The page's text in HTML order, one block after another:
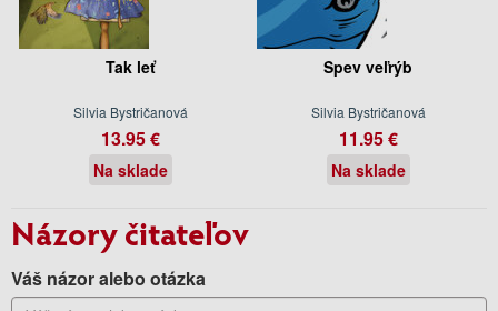
Tak leť
Silvia Bystričanová
13.95 €
Na sklade
Spev veľrýb
Silvia Bystričanová
11.95 €
Na sklade
Názory čitateľov
Váš názor alebo otázka